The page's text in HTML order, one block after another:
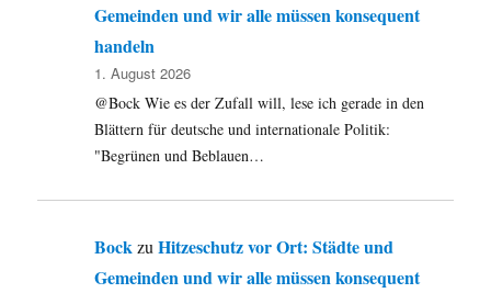
Gemeinden und wir alle müssen konsequent
handeln
1. August 2026
@Bock Wie es der Zufall will, lese ich gerade in den
Blättern für deutsche und internationale Politik:
"Begrünen und Beblauen…
Bock zuHitzeschutz vor Ort: Städte und
Gemeinden und wir alle müssen konsequent